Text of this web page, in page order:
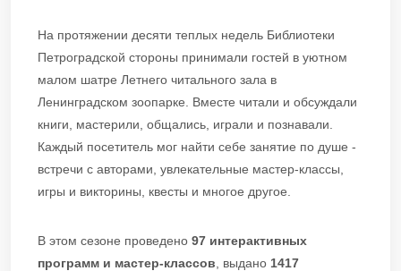
На протяжении десяти теплых недель Библиотеки
Петроградской стороны принимали гостей в уютном
малом шатре Летнего читального зала в
Ленинградском зоопарке. Вместе читали и обсуждали
книги, мастерили, общались, играли и познавали.
Каждый посетитель мог найти себе занятие по душе -
встречи с авторами, увлекательные мастер-классы,
игры и викторины, квесты и многое другое.
В этом сезоне проведено 97 интерактивных
программ и мастер-классов , выдано 1417